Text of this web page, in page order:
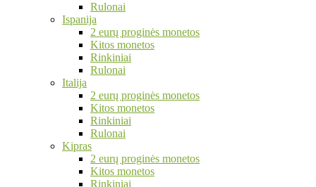
Rulonai
Ispanija
2 eurų proginės monetos
Kitos monetos
Rinkiniai
Rulonai
Italija
2 eurų proginės monetos
Kitos monetos
Rinkiniai
Rulonai
Kipras
2 eurų proginės monetos
Kitos monetos
Rinkiniai